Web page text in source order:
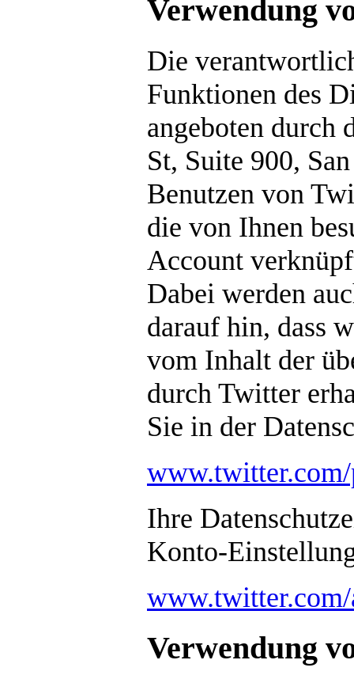
Verwendung
Die
Funktionen des
angeboten
St, Suite 900,
Benutzen von
die von Ihnen
Account
Dabei werden
darauf hin, dass
vom Inhalt der
durch Twitter
Sie in der
Ihre
Konto-
Verwendung